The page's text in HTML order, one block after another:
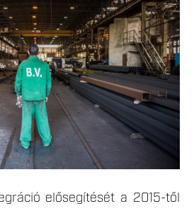
elősegítését a 2015-től